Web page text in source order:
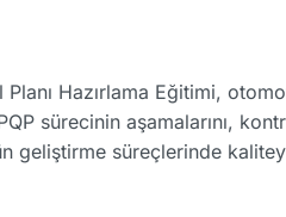
Hazırlama Eğitimi,
sürecinin aşamalarını,
geliştirme süreçlerinde